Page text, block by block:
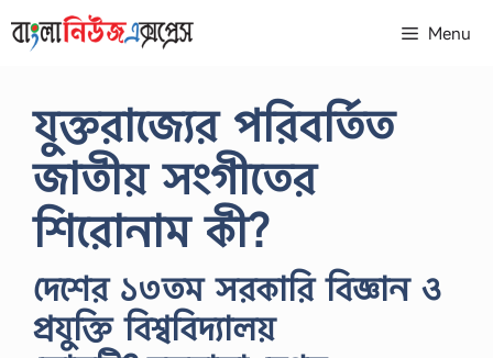
to
Menu
যুক্তরাজ্যের পরিবর্তিত
জাতীয় সংগীতের
শিরোনাম কী?
দেশের ১৩তম সরকারি বিজ্ঞান ও
প্রযুক্তি বিশ্ববিদ্যালয়